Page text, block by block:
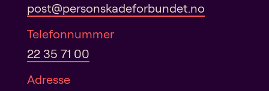
post@personskadeforbundet.no
Telefonnummer
22 35 71 00
Adresse